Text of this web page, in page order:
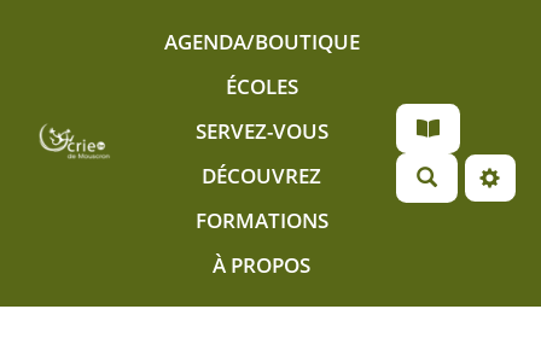
Aller au contenu principal
AGENDA/BOUTIQUE
ÉCOLES
SERVEZ-VOUS
DÉCOUVREZ
FORMATIONS
À PROPOS